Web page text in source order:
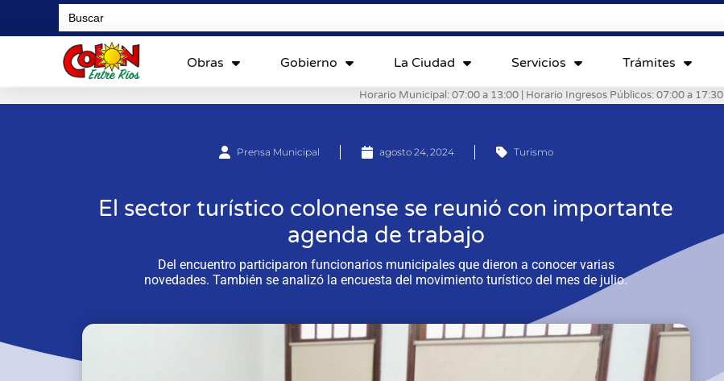
Search
for:
Obras Gobierno La Ciudad Servicios Trámites
Horario Municipal: 07:00 a 13:00 | Horario Ingresos Públicos: 07:00 a 17:30
Prensa Municipal agosto 24, 2024 Turismo
El sector turístico colonense se reunió con importante
agenda de trabajo
Del encuentro participaron funcionarios municipales que dieron a conocer varias
novedades. También se analizó la encuesta del movimiento turístico del mes de julio.